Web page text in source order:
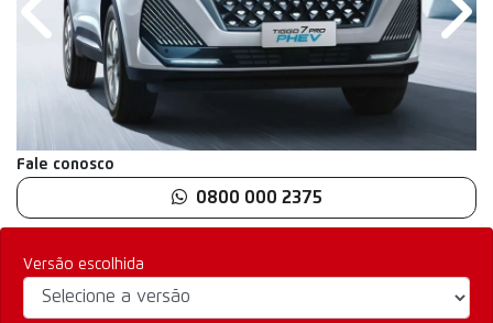
Versão escolhida
Anterior
Fale conosco
0800 000 2375